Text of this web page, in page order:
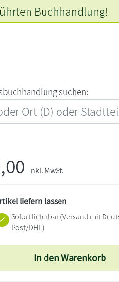
‍s‍u‍c‍h‍e‍n‍:‍
Buchhandlung!
inkl. MwSt.
liefern lassen
Sofort lieferbar(Versand mit
Post/DHL)
In den Warenkorb